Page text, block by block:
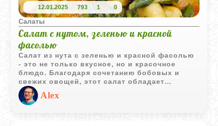
12.01.2025 793 1 0
Салаты
Салат с нутом, зеленью и красной
фасолью
Салат из нута с зеленью и красной фасолью
- это не только вкусное, но и красочное
блюдо. Благодаря сочетанию бобовых и
свежих овощей, этот салат обладает
богатым вкусом и текстурой. К тому же, он
является отличным источником белка и
клетчатки, что делает его идеальным
выбором для поддержания здорового образа
Alex